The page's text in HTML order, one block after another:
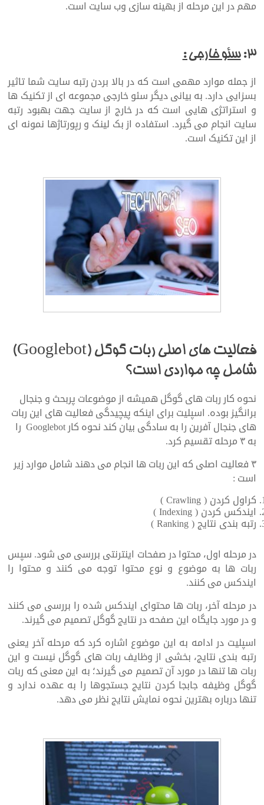
مهم در این مرحله از بهینه سازی وب سایت است.
۳: سئو خارجی :
از جمله موارد مهمی است که در بالا بردن رتبه سایت شما تاثیر
بسزایی دارد. به بیانی دیگر سئو خارجی مجموعه ای از تکنیک ها
و استراتژی هایی است که در خارج از سایت جهت بهبود رتبه
سایت انجام می گیرد. استفاده از بک لینک و رپورتاژها نمونه ای
از این تکنیک است.
فعالیت های اصلی ربات گوگل (Googlebot)
شامل چه مواردی است؟
نحوه کار ربات های گوگل همیشه از موضوعات پربحث و جنجال
برانگیز بوده. اسپلیت برای اینکه پیچیدگی فعالیت های این ربات
های جنجال آفرین را به سادگی بیان کند نحوه کار Googlebot را
به ۳ مرحله تقسیم کرد.
۳ فعالیت اصلی که این ربات ها انجام می دهند شامل موارد زیر
است :
کراول کردن ( Crawling )
ایندکس کردن ( Indexing )
رتبه بندی نتایج ( Ranking )
در مرحله اول، محتوا در صفحات اینترنتی بررسی می شود. سپس
ربات ها به موضوع و نوع محتوا توجه می کنند و محتوا را
ایندکس می کنند.
در مرحله آخر، ربات ها محتوای ایندکس شده را بررسی می کنند
و در مورد جایگاه این صفحه در نتایج گوگل تصمیم می گیرند.
اسپلیت در ادامه به این موضوع اشاره کرد که مرحله آخر یعنی
رتبه بندی نتایج، بخشی از وظایف ربات های گوگل نیست و این
ربات ها تنها در مورد آن تصمیم می گیرند؛ به این معنی که ربات
گوگل وظیفه جابجا کردن نتایج جستجوها را به عهده ندارد و
تنها درباره بهترین نحوه نمایش نتایج نظر می دهد.